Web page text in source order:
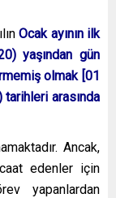
Ocak ayının ilk
yaşından gün
olmak [01
arasında
Ancak,
edenler için
yapanlardan